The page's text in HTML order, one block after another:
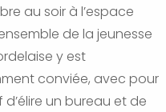
au soir à l’espace
de la jeunesse
y est
conviée, avec pour
un bureau et de